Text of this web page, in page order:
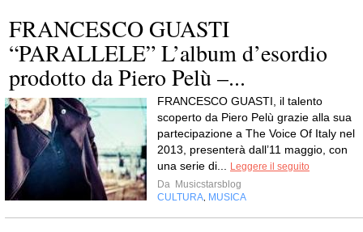
FRANCESCO GUASTI
“PARALLELE” L’album d’esordio
prodotto da Piero Pelù –...
FRANCESCO GUASTI, il talento
scoperto da Piero Pelù grazie alla sua
partecipazione a The Voice Of Italy nel
2013, presenterà dall’11 maggio, con
una serie di...
Leggere il seguito
Da Musicstarsblog
CULTURA MUSICA